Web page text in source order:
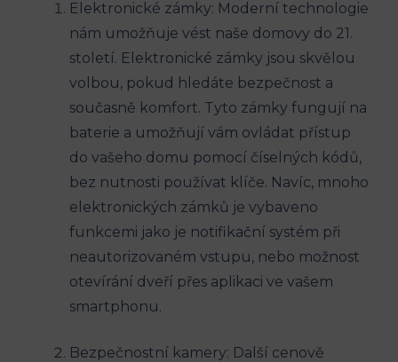
Elektronické zámky: Moderní technologie
nám umožňuje vést naše domovy do 21.
století. Elektronické zámky jsou skvělou
volbou, pokud hledáte bezpečnost a
současně komfort. Tyto zámky fungují na
baterie a umožňují vám ovládat přístup
do vašeho domu pomocí číselných kódů,
bez nutnosti používat klíče. Navíc, mnoho
elektronických zámků je vybaveno
funkcemi jako je notifikační systém při
neautorizovaném vstupu, nebo možnost
otevírání dveří přes aplikaci ve vašem
smartphonu.
Bezpečnostní kamery: Další cenově